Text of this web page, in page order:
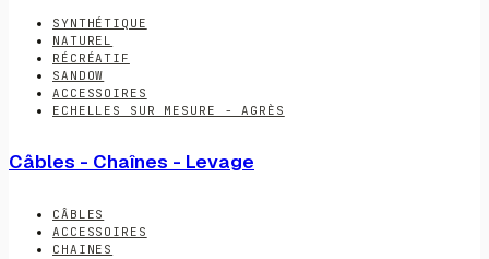
SYNTHÉTIQUE
NATUREL
RÉCRÉATIF
SANDOW
ACCESSOIRES
ECHELLES SUR MESURE - AGRÈS
Câbles - Chaînes - Levage
CÂBLES
ACCESSOIRES
CHAINES